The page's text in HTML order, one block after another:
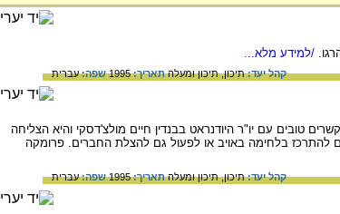
/למידע מלא...
קהל יעד:תיכון,תיכון ומעלהתאריך:1995 שפה:עברית
טובים עם יו"ר היודנראט בבנדין חיים מולצ'דסקי והיא הצליחה
להתרכז בלחימה באויב או לפעול גם להצלת החברים. פרומקה
קהל יעד:תיכון,תיכון ומעלהתאריך:1995 שפה:עברית